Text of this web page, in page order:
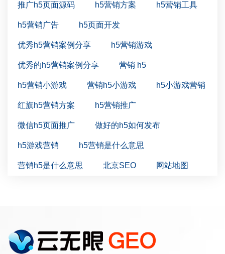
推广h5页面源码 h5营销方案 h5营销工具
h5营销广告 h5页面开发
优秀h5营销案例分享 h5营销游戏
优秀的h5营销案例分享 营销 h5
h5营销小游戏 营销h5小游戏 h5小游戏营销
红旗h5营销方案 h5营销推广
微信h5页面推广 做好的h5如何发布
h5游戏营销 h5营销是什么意思
营销h5是什么意思 北京SEO 网站地图